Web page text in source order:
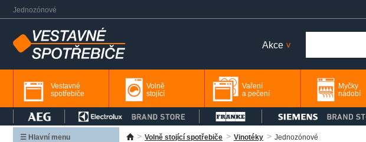
Jednozónové
Akce>
Vestavné
spotřebiče
Volně
stojící
Vaření
a pečení
Myčky
nádobí
Volně stojící spotřebiče Vinotéky Jednozónové
☰ Hlavní menu